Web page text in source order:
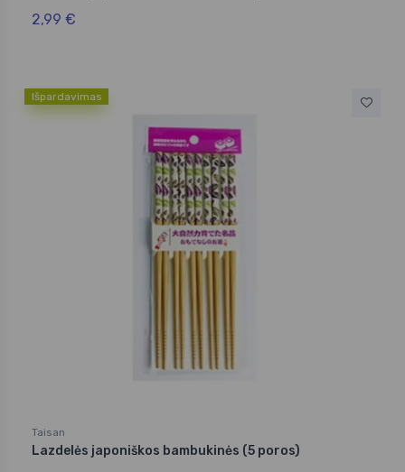
2,99 €
Išpardavimas
Taisan
Lazdelės japoniškos bambukinės (5 poros)